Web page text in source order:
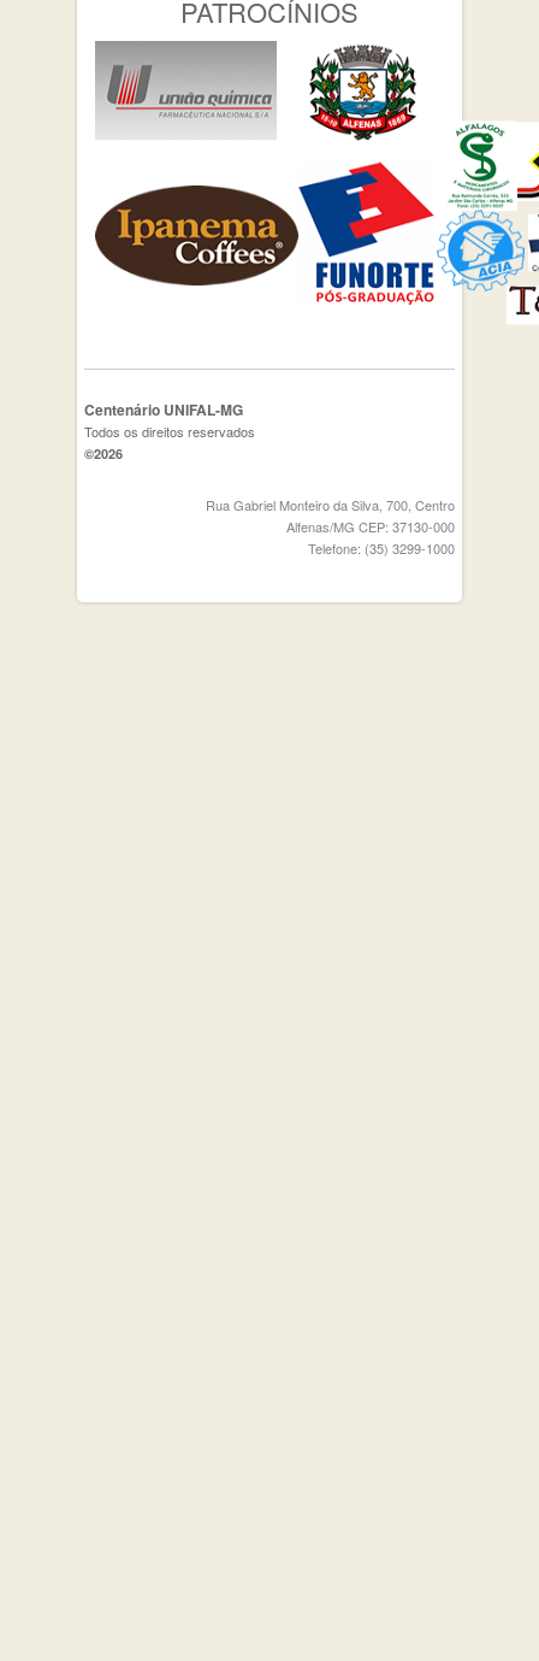
PATROCÍNIOS
Centenário UNIFAL-MG
Todos os direitos reservados
©2026
Rua Gabriel Monteiro da Silva, 700, Centro
Alfenas/MG CEP: 37130-000
Telefone: (35) 3299-1000